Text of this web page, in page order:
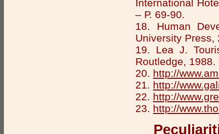
International
– Р. 69-90.
18. Human
University Press,
19. Lea J.
Routledge, 1988.
20. http://
21. http://
22. http://
23. http://